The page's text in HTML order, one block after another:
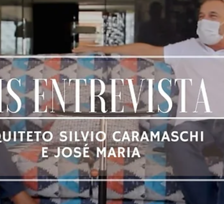
8 de out. de 2021
2 min de leitura
Diferença entre painéis inteiriços e
fracionados
Nossos painéis possuem diversas vantagens e características
diferentes, sempre buscando satisfazer o nosso cliente seja em
casa,...